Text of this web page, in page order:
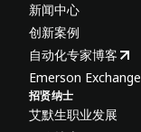
新闻中心
创新案例
自动化专家博客
Emerson Exchange
招贤纳士
艾默生职业发展